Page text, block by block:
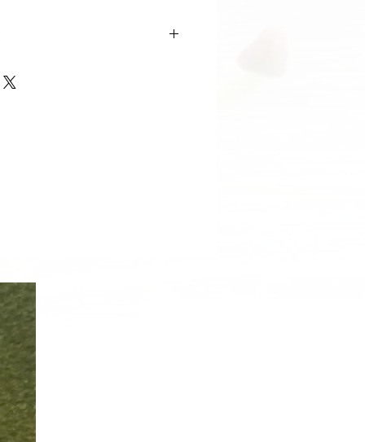
Χωρητικότητα: 0,8L